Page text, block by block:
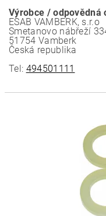
Výrobce / odpovědná
ESAB VAMBERK, s.r.o
Smetanovo nábřeží
51754 Vamberk
Česká republika
Tel: 494501111